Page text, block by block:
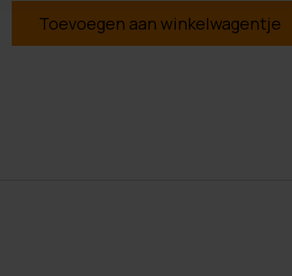
Toevoegen aan winkelwagentje